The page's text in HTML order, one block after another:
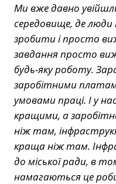
Ми вже давно
середовище, де
зробити і просто
завдання просто
будь-яку роботу.
заробітними
умовами праці. І у
кращими, а
ніж там,
краща ніж там.
до міської ради, в
намагаються це